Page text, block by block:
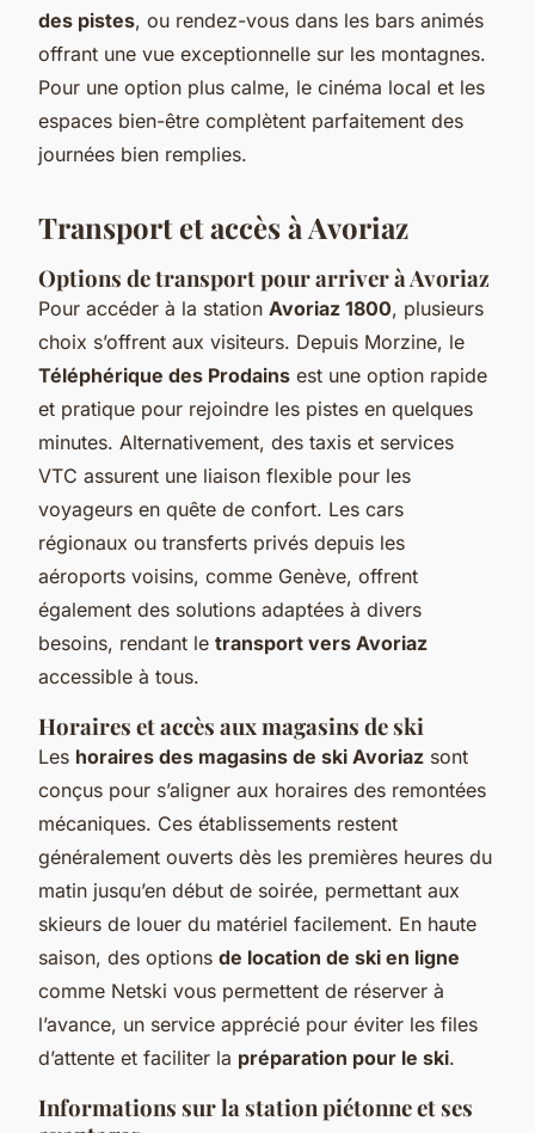
des pistes, ou rendez-vous dans les bars animés
offrant une vue exceptionnelle sur les montagnes.
Pour une option plus calme, le cinéma local et les
espaces bien-être complètent parfaitement des
journées bien remplies.
Transport et accès à Avoriaz
Options de transport pour arriver à Avoriaz
Pour accéder à la station Avoriaz 1800, plusieurs
choix s’offrent aux visiteurs. Depuis Morzine, le
Téléphérique des Prodains est une option rapide
et pratique pour rejoindre les pistes en quelques
minutes. Alternativement, des taxis et services
VTC assurent une liaison flexible pour les
voyageurs en quête de confort. Les cars
régionaux ou transferts privés depuis les
aéroports voisins, comme Genève, offrent
également des solutions adaptées à divers
besoins, rendant le transport vers Avoriaz
accessible à tous.
Horaires et accès aux magasins de ski
Les horaires des magasins de ski Avoriaz sont
conçus pour s’aligner aux horaires des remontées
mécaniques. Ces établissements restent
généralement ouverts dès les premières heures du
matin jusqu’en début de soirée, permettant aux
skieurs de louer du matériel facilement. En haute
saison, des options de location de ski en ligne
comme Netski vous permettent de réserver à
l’avance, un service apprécié pour éviter les files
d’attente et faciliter la préparation pour le ski.
Informations sur la station piétonne et ses